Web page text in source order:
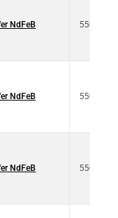
NdFeB 550 4010
NdFeB 550 4010
NdFeB 550 4010